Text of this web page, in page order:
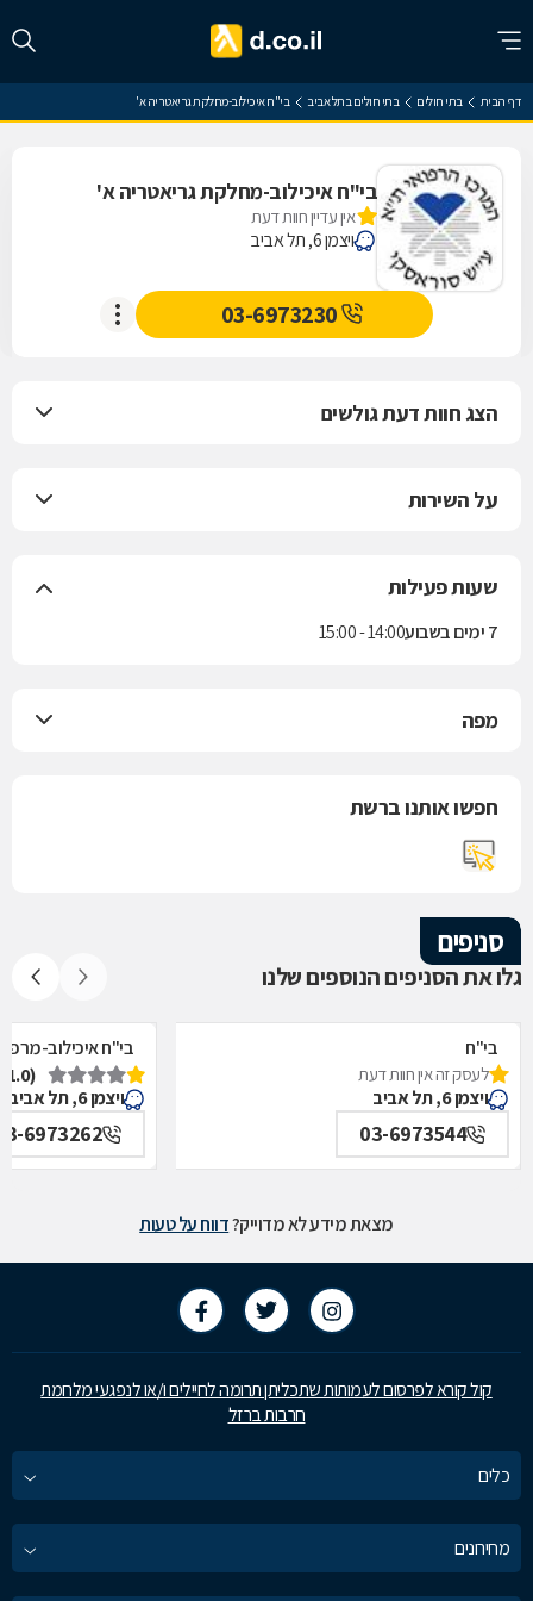
דף הבית בתי חולים בתי חולים בתל אביב בי"ח איכילוב-מחלקת גריאטריה א'
בי"ח איכילוב-מחלקת גריאטריה א'
אין עדיין חוות דעת
ויצמן 6, תל אביב
03-6973230
הצג חוות דעת גולשים
על השירות
שעות פעילות
7 ימים בשבוע 14:00 - 15:00
מפה
חפשו אותנו ברשת
סניפים
גלו את הסניפים הנוספים שלנו
בי"ח
איכילוב-אף,אוזן,גרון,ניתוחי-ראש,צוואר,פה,לסתות-מערך,
תל אביב
לעסק זה אין חוות דעת
ויצמן 6, תל אביב
03-6973544
בי"ח איכילוב-
תל אביב
(1.0)
ויצמן 6, תל אביב
6973262
מצאת מידע לא מדוייק?דווח על טעות
קול קורא לפרסום לעמותות שתכליתן תרומה לחיילים ו/או לנפגעי מלחמת
חרבות ברזל
כלים
מחירונים